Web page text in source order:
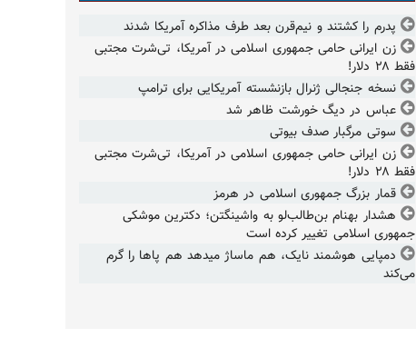
پدرم را کشتند و نیم‌قرن بعد طرف مذاکره آمریکا شدند
زن ایرانی حامی جمهوری اسلامی در آمریکا، تی‌شرت مجتبی
فقط ۲۸ دلار!
نسخه جنجالی ژنرال بازنشسته آمریکایی برای ترامپ
عباس در دیگ خورشت ظاهر شد
سوتی مرگبار صدف بیوتی
زن ایرانی حامی جمهوری اسلامی در آمریکا، تی‌شرت مجتبی
فقط ۲۸ دلار!
قمار بزرگ جمهوری اسلامی در هرمز
هشدار بهنام بن‌طالب‌لو به واشینگتن؛ دکترین موشکی
جمهوری اسلامی تغییر کرده است
دمپایی هوشمند نایک، هم ماساژ میدهد هم پاها را گرم
می‌کند